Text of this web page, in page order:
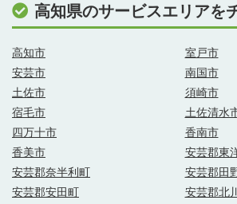
高知県のサービスエリアを
高知市
室戸市
安芸市
南国市
土佐市
須崎市
宿毛市
土佐清水
四万十市
香南市
香美市
安芸郡東
安芸郡奈半利町
安芸郡田
安芸郡安田町
安芸郡北